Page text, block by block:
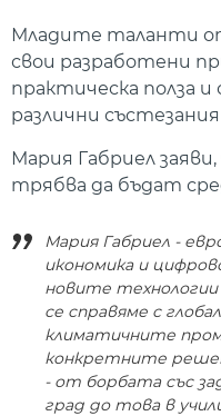
Младите таланти от
свои разработени
практическа полза и
различни
Мария Габриел
трябва да бъдат
Мария Габриел -
икономика и
новите
се справяме с
климатичните
конкретните
- от борбата със
град до това в